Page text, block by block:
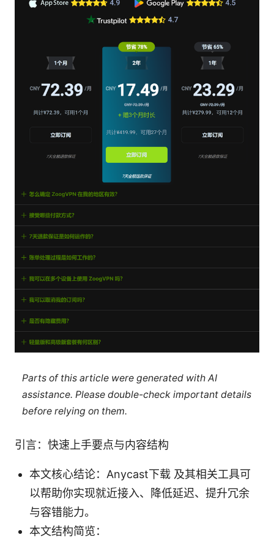
Parts of this article were generated with AI
assistance. Please double-check important details
before relying on them.
引言：快速上手要点与内容结构
本文核心结论：Anycast下载 及其相关工具可
以帮助你实现就近接入、降低延迟、提升冗余
与容错能力。
本文结构简览：